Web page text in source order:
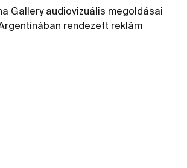
Gallery audiovizuális megoldásai
rendezett reklám